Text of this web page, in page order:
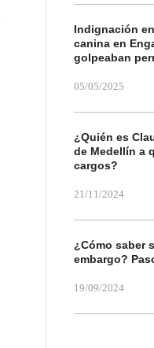
Indignación
canina en
golpeaban
05/05/2025
¿Quién es
de Medellín a
cargos?
21/11/2024
¿Cómo saber
embargo?
19/09/2024